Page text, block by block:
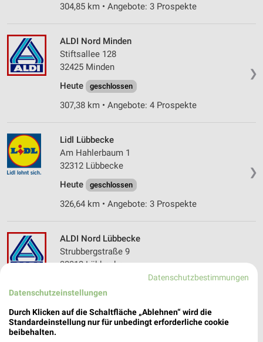
304,85 km • Angebote: 3 Prospekte
❯
ALDI Nord Minden
Stiftsallee 128
32425 Minden
Heute
geschlossen
307,38 km • Angebote: 4 Prospekte
❯
Lidl Lübbecke
Am Hahlerbaum 1
32312 Lübbecke
Heute
geschlossen
326,64 km • Angebote: 3 Prospekte
❯
ALDI Nord Lübbecke
Strubbergstraße 9
32312 Lübbecke
Datenschutzbestimmungen
Datenschutzeinstellungen
Durch Klicken auf die Schaltfläche „Ablehnen“ wird die
Standardeinstellung nur für unbedingt erforderliche cookie
beibehalten.